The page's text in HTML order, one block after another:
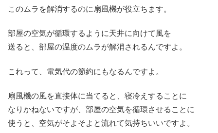
このムラを解消するのに扇風機が役立ちます。
部屋の空気が循環するように天井に向けて風を
送ると、部屋の温度のムラが解消されるんですよ。
これって、電気代の節約にもなるんですよ。
扇風機の風を直接体に当てると、寝冷えすることに
なりかねないですが、部屋の空気を循環させることに
使うと、空気がそよそよと流れて気持ちいいですよ。